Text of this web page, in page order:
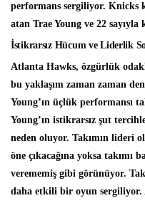
performans sergiliyor. Knicks
atan Trae Young ve 22
İstikrarsız Hücum ve Liderlik
Atlanta Hawks, özgürlük
bu yaklaşım zaman zaman
Young’ın üçlük performansı
Young’ın istikrarsız şut
neden oluyor. Takımın lideri
öne çıkacağına yoksa takımı
verememiş gibi görünüyor.
daha etkili bir oyun sergiliyor.